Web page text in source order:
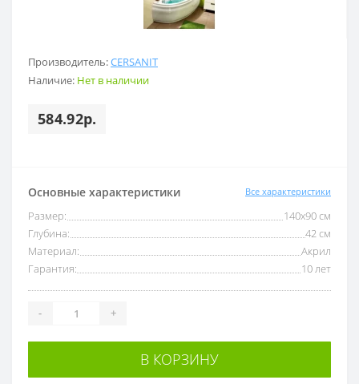
Производитель:CERSANIT
Наличие: Нет в наличии
584.92р.
Основные характеристики Все характеристики
Размер:
140х90 см
Глубина:
42 см
Материал:
Акрил
Гарантия:
10 лет
- +
В КОРЗИНУ